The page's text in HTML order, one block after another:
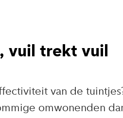
vuil trekt vuil
van de
omwonenden